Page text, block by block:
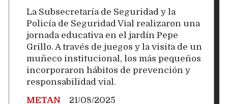
La Subsecretaría de Seguridad y la
Policía de Seguridad Vial realizaron una
jornada educativa en el jardín Pepe
Grillo. A través de juegos y la visita de un
muñeco institucional, los más pequeños
incorporaron hábitos de prevención y
responsabilidad vial.
METAN
21/08/2025